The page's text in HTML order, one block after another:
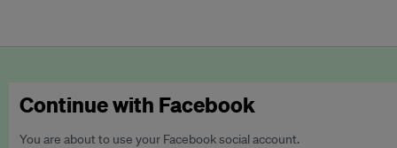
Continue with Facebook
You are about to use your Facebook social account.